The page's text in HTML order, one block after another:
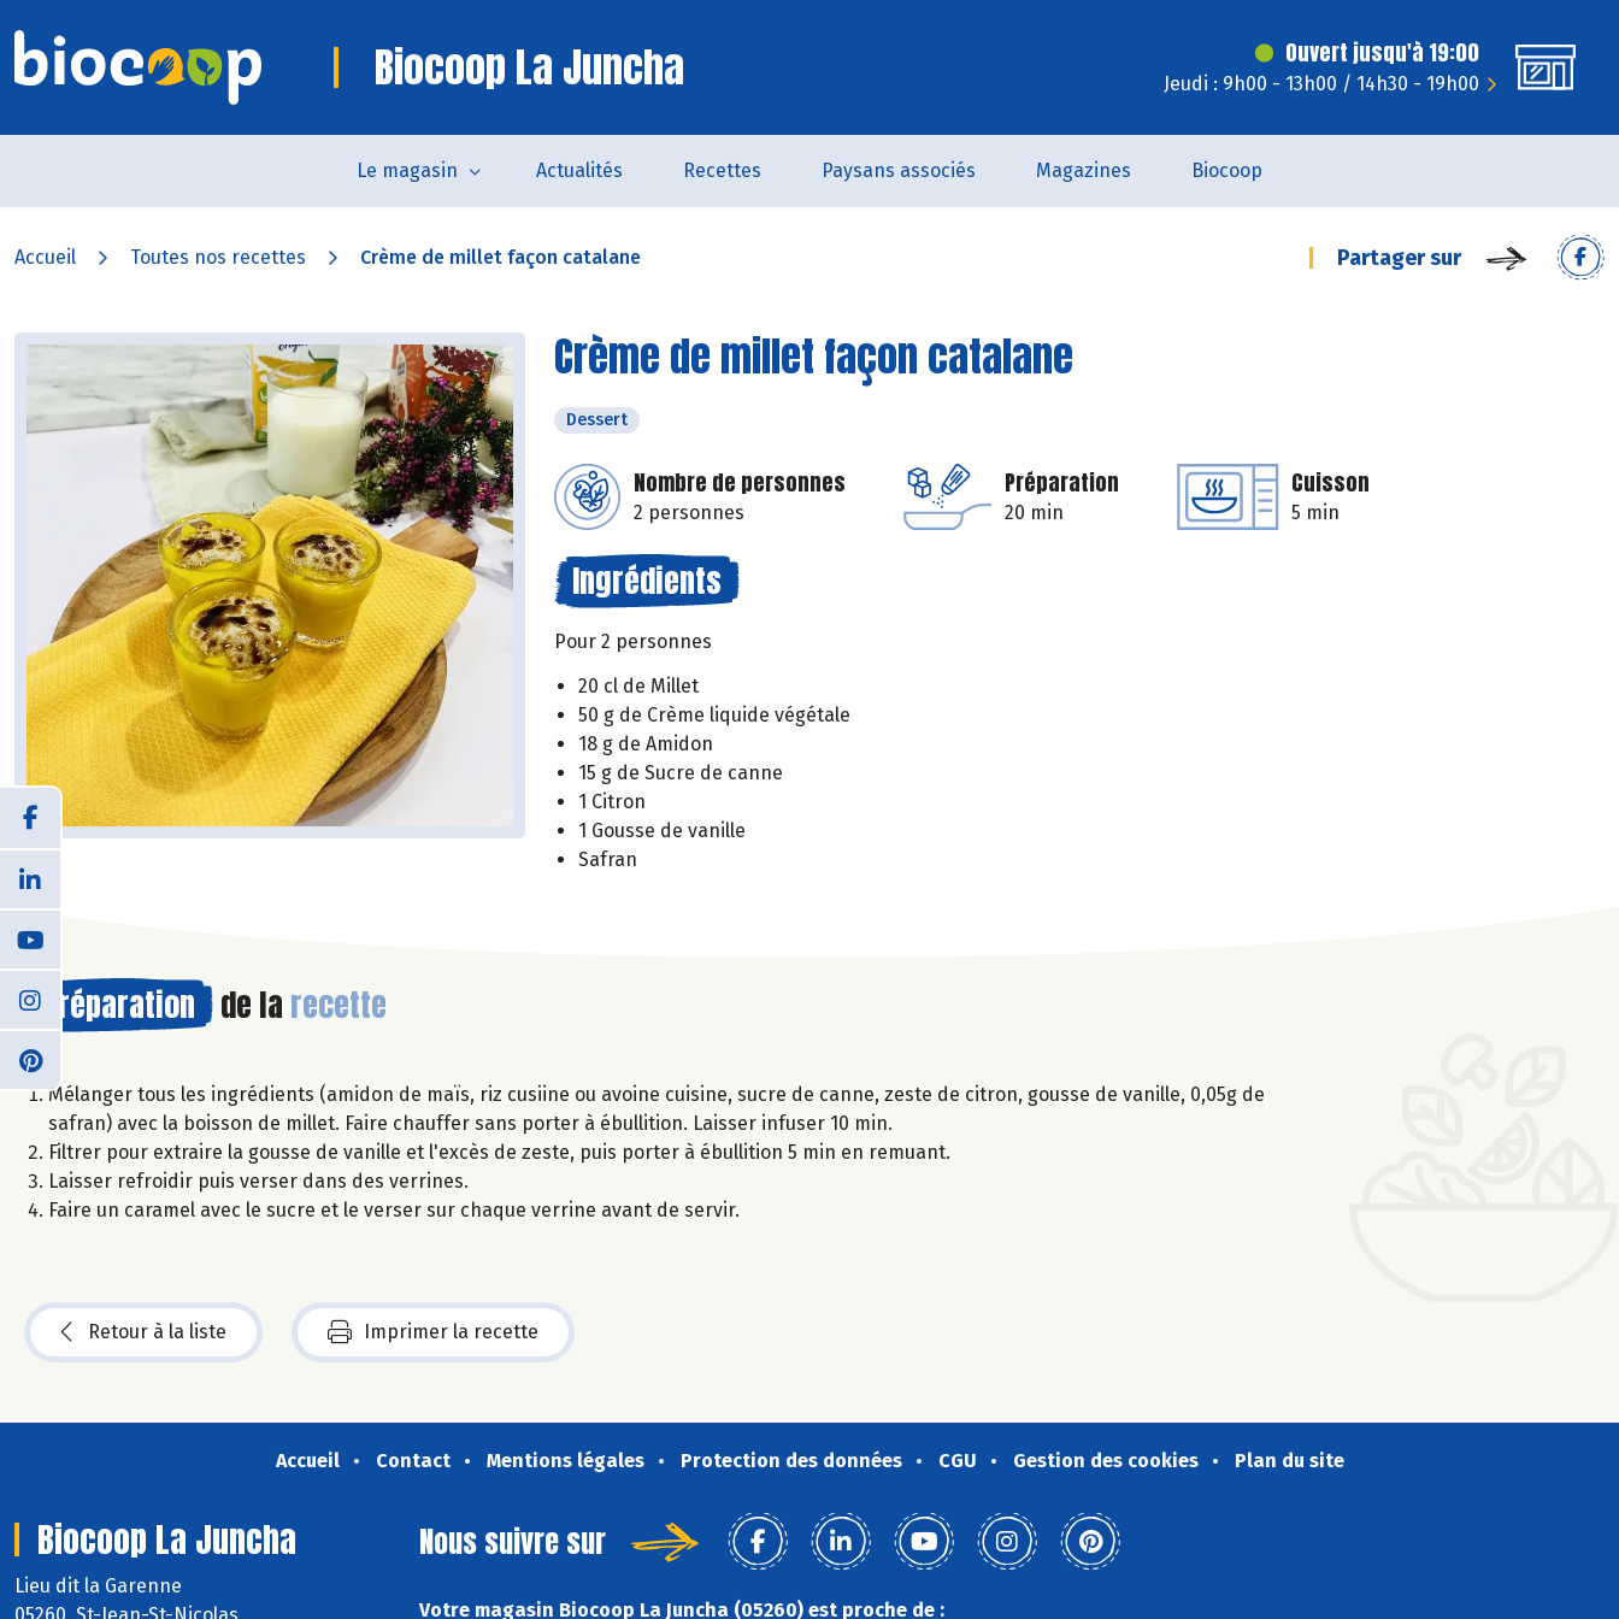
Biocoop La Juncha Ouvert jusqu'à 19:00
Jeudi : 9h00 - 13h00 / 14h30 - 19h00
Le magasin Actualités Recettes Paysans associés Magazines Biocoop
Accueil Toutes nos recettes Crème de millet façon catalane Partager sur
Crème de millet façon catalane
Dessert
Nombre de personnes
2 personnes
Préparation
20 min
Cuisson
5 min
Ingrédients
Pour 2 personnes
20 cl de Millet
50 g de Crème liquide végétale
18 g de Amidon
15 g de Sucre de canne
1 Citron
1 Gousse de vanille
Safran
Préparation de la recette
Mélanger tous les ingrédients (amidon de maïs, riz cusiine ou avoine cuisine, sucre de canne, zeste de citron, gousse de vanille, 0,05g de
safran) avec la boisson de millet. Faire chauffer sans porter à ébullition. Laisser infuser 10 min.
Filtrer pour extraire la gousse de vanille et l'excès de zeste, puis porter à ébullition 5 min en remuant.
Laisser refroidir puis verser dans des verrines.
Faire un caramel avec le sucre et le verser sur chaque verrine avant de servir.
Retour à la liste Imprimer la recette
Accueil Contact Mentions légales Protection des données CGU Gestion des cookies Plan du site
Biocoop La Juncha
Lieu dit la Garenne
05260 St-Jean-St-Nicolas
Nous suivre sur
Votre magasin Biocoop La Juncha (05260) est proche de :